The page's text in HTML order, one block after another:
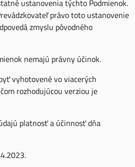
ustanovenia týchto Podmienok.
právo toto ustanovenie
zmyslu pôvodného
nemajú právny účinok.
vyhotovené vo viacerých
rozhodujúcou verziou je
platnosť a účinnosť dňa